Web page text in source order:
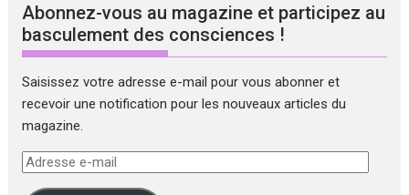
Abonnez-vous au magazine et participez au
basculement des consciences !
Saisissez votre adresse e-mail pour vous abonner et
recevoir une notification pour les nouveaux articles du
magazine.
Adresse